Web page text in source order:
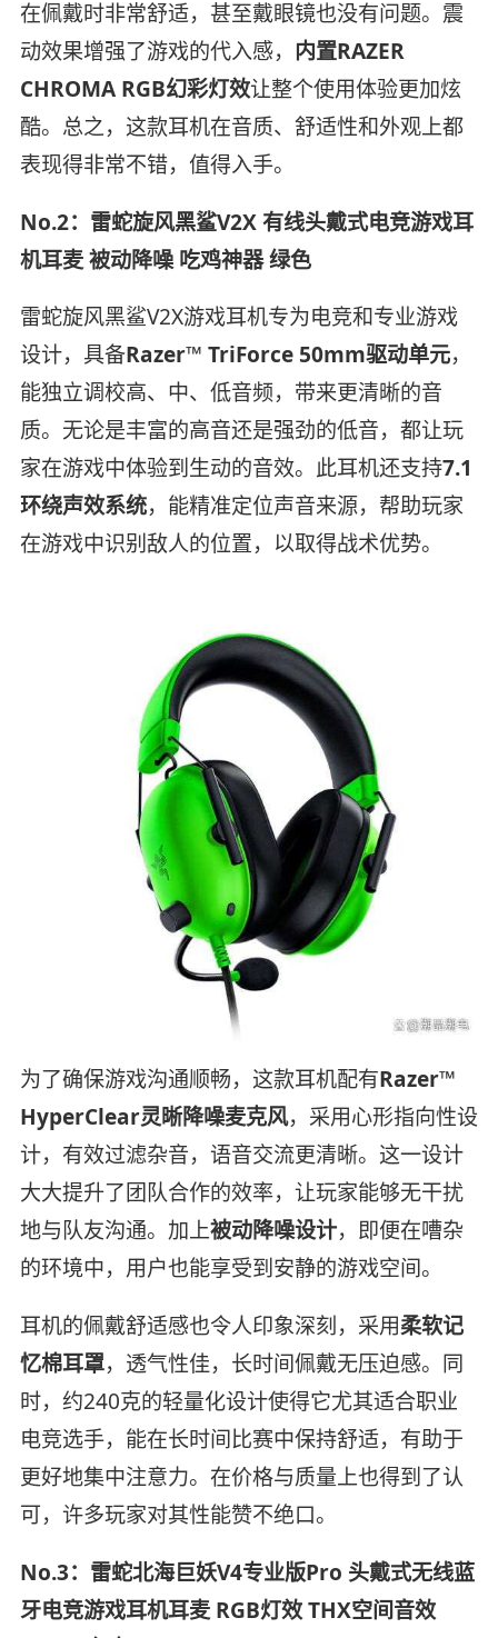
在佩戴时非常舒适，甚至戴眼镜也没有问题。震
动效果增强了游戏的代入感， 内置RAZER
CHROMA RGB幻彩灯效让整个使用体验更加炫
酷。总之，这款耳机在音质、舒适性和外观上都
表现得非常不错，值得入手。
No.2：雷蛇旋风黑鲨V2X 有线头戴式电竞游戏耳
机耳麦 被动降噪 吃鸡神器 绿色
雷蛇旋风黑鲨V2X游戏耳机专为电竞和专业游戏
设计，具备Razer™ TriForce 50mm驱动单元，
能独立调校高、中、低音频，带来更清晰的音
质。无论是丰富的高音还是强劲的低音，都让玩
家在游戏中体验到生动的音效。此耳机还支持7.1
环绕声效系统，能精准定位声音来源，帮助玩家
在游戏中识别敌人的位置，以取得战术优势。
为了确保游戏沟通顺畅，这款耳机配有Razer™
HyperClear灵晰降噪麦克风，采用心形指向性设
计，有效过滤杂音，语音交流更清晰。这一设计
大大提升了团队合作的效率，让玩家能够无干扰
地与队友沟通。加上被动降噪设计，即便在嘈杂
的环境中，用户也能享受到安静的游戏空间。
耳机的佩戴舒适感也令人印象深刻，采用柔软记
忆棉耳罩，透气性佳，长时间佩戴无压迫感。同
时，约240克的轻量化设计使得它尤其适合职业
电竞选手，能在长时间比赛中保持舒适，有助于
更好地集中注意力。在价格与质量上也得到了认
可，许多玩家对其性能赞不绝口。
No.3：雷蛇北海巨妖V4专业版Pro 头戴式无线蓝
牙电竞游戏耳机耳麦 RGB灯效 THX空间音效